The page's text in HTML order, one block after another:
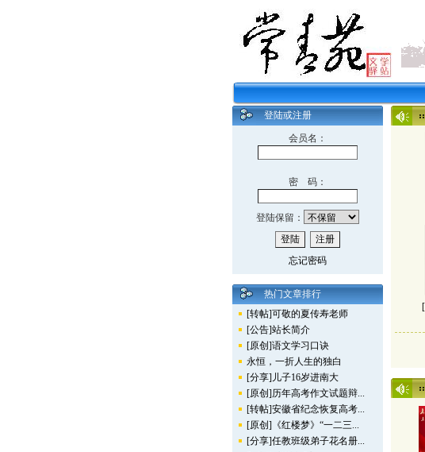
登陆或注册
会员名：
密 码：
登陆保留：
忘记密码
热门文章排行
[转帖]可敬的夏传寿老师
[公告]站长简介
[原创]语文学习口诀
永恒，一折人生的独白
[分享]儿子16岁进南大
[原创]历年高考作文试题辩...
[转帖]安徽省纪念恢复高考...
[原创]《红楼梦》“一二三...
[分享]任教班级弟子花名册...